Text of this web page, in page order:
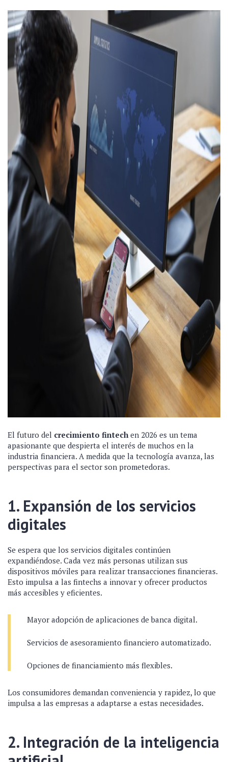
El futuro del crecimiento fintechen 2026 es un tema
apasionante que despierta el interés de muchos en la
industria financiera. A medida que la tecnología avanza, las
perspectivas para el sector son prometedoras.
1. Expansión de los servicios
digitales
Se espera que los servicios digitales continúen
expandiéndose. Cada vez más personas utilizan sus
dispositivos móviles para realizar transacciones financieras.
Esto impulsa a las fintechs a innovar y ofrecer productos
más accesibles y eficientes.
Mayor adopción de aplicaciones de banca digital.
Servicios de asesoramiento financiero automatizado.
Opciones de financiamiento más flexibles.
Los consumidores demandan conveniencia y rapidez, lo que
impulsa a las empresas a adaptarse a estas necesidades.
2. Integración de la inteligencia